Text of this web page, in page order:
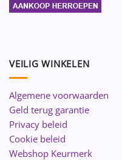
VEILIG WINKELEN
Algemene voorwaarden
Geld terug garantie
Privacy beleid
Cookie beleid
Webshop Keurmerk